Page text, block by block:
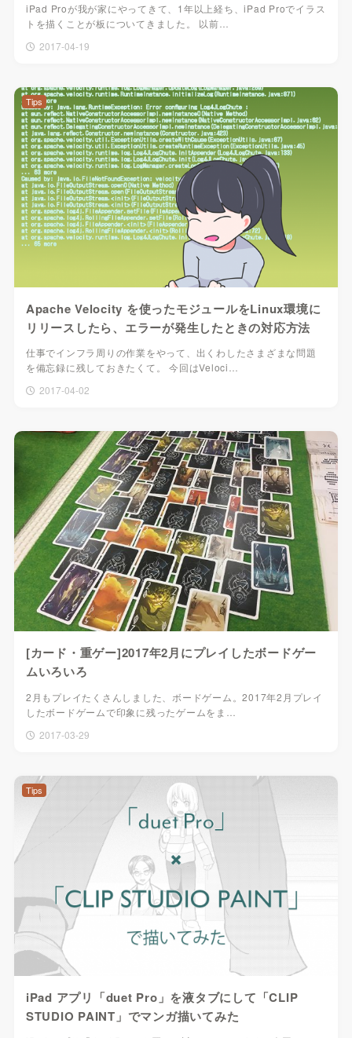
iPad Proが我が家にやってきて、1年以上経ち、iPad Proでイラス
トを描くことが板についてきました。 以前…
2017-04-19
Apache Velocity を使ったモジュールをLinux環境に
リリースしたら、エラーが発生したときの対応方法
仕事でインフラ周りの作業をやって、出くわしたさまざまな問題
を備忘録に残しておきたくて。 今回はVeloci…
2017-04-02
Tips
[カード・重ゲー]2017年2月にプレイしたボードゲー
ムいろいろ
2月もプレイたくさんしました、ボードゲーム。2017年2月プレイ
したボードゲームで印象に残ったゲームをま…
2017-03-29
iPad アプリ「duet Pro」を液タブにして「CLIP
STUDIO PAINT」でマンガ描いてみた
Tips